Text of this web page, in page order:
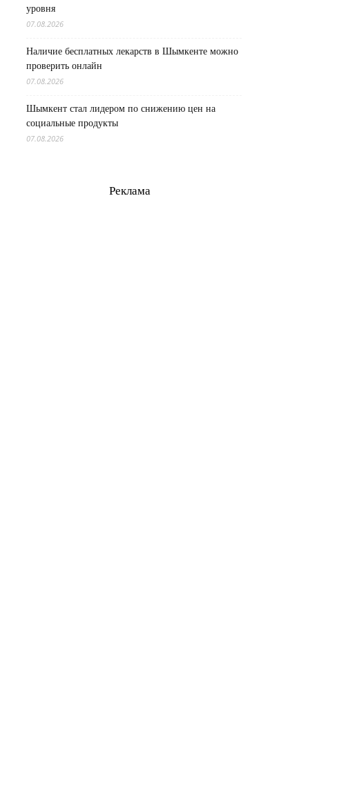
уровня
07.08.2026
Наличие бесплатных лекарств в Шымкенте можно
проверить онлайн
07.08.2026
Шымкент стал лидером по снижению цен на
социальные продукты
07.08.2026
Реклама